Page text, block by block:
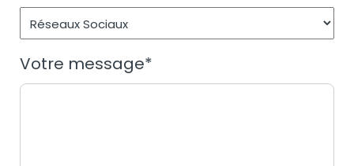
Votre message*